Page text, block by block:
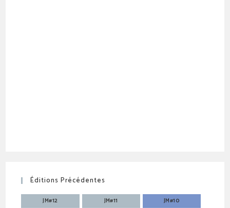
Éditions Précédentes
JM#12 JM#11
JM#10